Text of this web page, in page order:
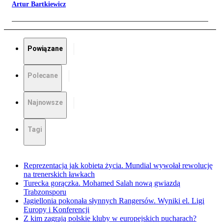
Artur Bartkiewicz
Powiązane
Polecane
Najnowsze
Tagi
Reprezentacja jak kobieta życia. Mundial wywołał rewolucję
na trenerskich ławkach
Turecka gorączka. Mohamed Salah nową gwiazdą
Trabzonsporu
Jagiellonia pokonała słynnych Rangersów. Wyniki el. Ligi
Europy i Konferencji
Z kim zagrają polskie kluby w europejskich pucharach?